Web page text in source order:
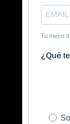
Tu mejor
¿Qué